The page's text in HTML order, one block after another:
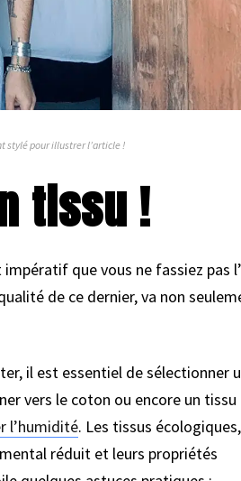
stylé pour illustrer l’article !
tissu !
que vous ne fassiez pas
de ce dernier, va non
il est essentiel de sélectionner
vers le coton ou encore un
l’humidité. Les tissus
réduit et leurs propriétés